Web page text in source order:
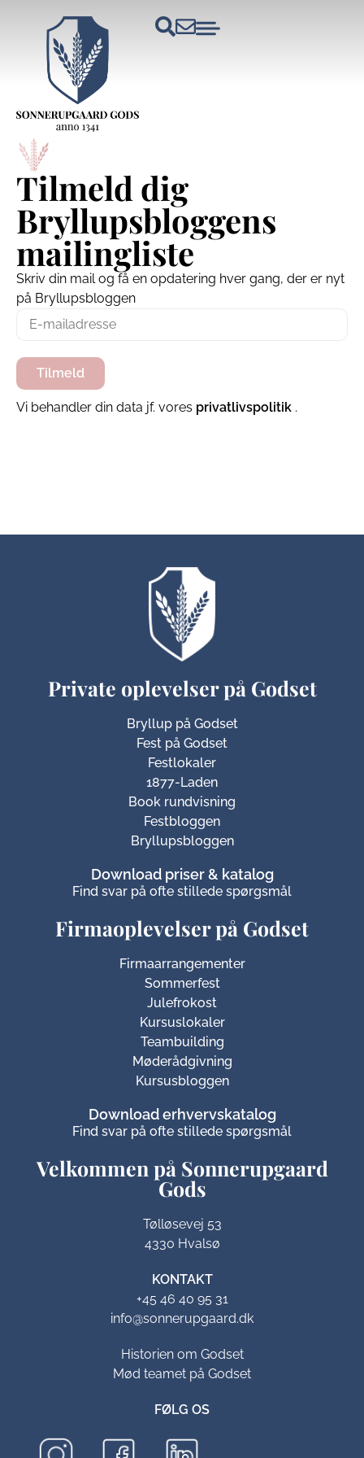
Tilmeld dig
Bryllupsbloggens
mailingliste
Skriv din mail og få en opdatering hver gang, der er nyt
på Bryllupsbloggen
Vi behandler din data jf. vores privatlivspolitik .
Private oplevelser på Godset
Bryllup på Godset
Fest på Godset
Festlokaler
1877-Laden
Book rundvisning
Festbloggen
Bryllupsbloggen
Download priser & katalog
Find svar på ofte stillede spørgsmål
Velkommen på Sonnerupgaard
Gods​
Tølløsevej 53
4330 Hvalsø
KONTAKT
+45 46 40 95 31
info@sonnerupgaard.dk
Historien om Godset
Mød teamet på Godset
FØLG OS
Firmaoplevelser på Godset
Firmaarrangementer
Sommerfest
Julefrokost
Kursuslokaler
Teambuilding
Møderådgivning
Kursusbloggen
Download erhvervskatalog
Find svar på ofte stillede spørgsmål